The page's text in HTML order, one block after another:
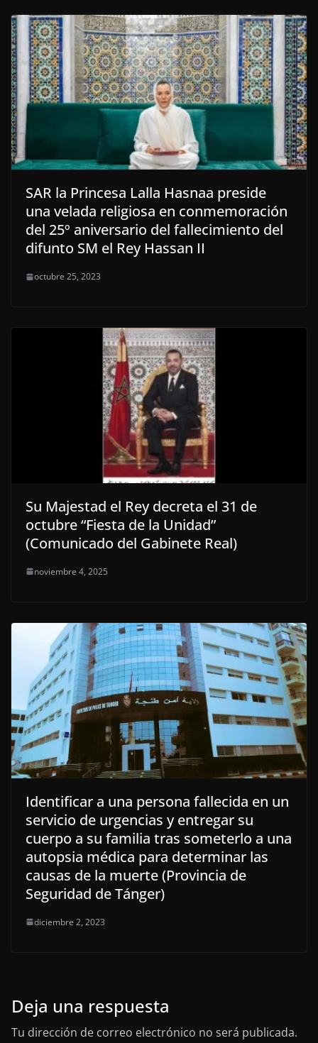
SAR la Princesa Lalla Hasnaa preside
una velada religiosa en conmemoración
del 25º aniversario del fallecimiento del
difunto SM el Rey Hassan II
octubre 25, 2023
Su Majestad el Rey decreta el 31 de
octubre “Fiesta de la Unidad”
(Comunicado del Gabinete Real)
noviembre 4, 2025
Identificar a una persona fallecida en un
servicio de urgencias y entregar su
cuerpo a su familia tras someterlo a una
autopsia médica para determinar las
causas de la muerte (Provincia de
Seguridad de Tánger)
diciembre 2, 2023
Deja una respuesta
Tu dirección de correo electrónico no será publicada.